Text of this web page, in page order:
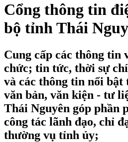
Cổng thông tin
bộ tỉnh Thái
Cung cấp các thông tin
chức; tin tức, thời sự
và các thông tin nổi bật
văn bản, văn kiện - tư
Thái Nguyên góp phần
công tác lãnh đạo, chỉ
thường vụ tỉnh ủy;